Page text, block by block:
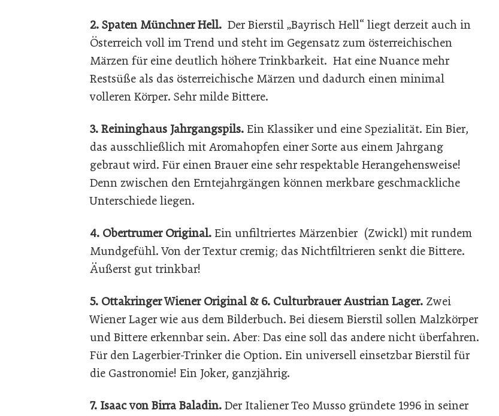
2. Spaten Münchner Hell. Der Bierstil „Bayrisch Hell“ liegt derzeit auch in
Österreich voll im Trend und steht im Gegensatz zum österreichischen
Märzen für eine deutlich höhere Trinkbarkeit. Hat eine Nuance mehr
Restsüße als das österreichische Märzen und dadurch einen minimal
volleren Körper. Sehr milde Bittere.
3. Reininghaus Jahrgangspils. Ein Klassiker und eine Spezialität. Ein Bier,
das ausschließlich mit Aromahopfen einer Sorte aus einem Jahrgang
gebraut wird. Für einen Brauer eine sehr respektable Herangehensweise!
Denn zwischen den Erntejahrgängen können merkbare geschmackliche
Unterschiede liegen.
4. Obertrumer Original. Ein unfiltriertes Märzenbier (Zwickl) mit rundem
Mundgefühl. Von der Textur cremig; das Nichtfiltrieren senkt die Bittere.
Äußerst gut trinkbar!
5. Ottakringer Wiener Original & 6. Culturbrauer Austrian Lager. Zwei
Wiener Lager wie aus dem Bilderbuch. Bei diesem Bierstil sollen Malzkörper
und Bittere erkennbar sein. Aber: Das eine soll das andere nicht überfahren.
Für den Lagerbier-Trinker die Option. Ein universell einsetzbar Bierstil für
die Gastronomie! Ein Joker, ganzjährig.
7. Isaac von Birra Baladin. Der Italiener Teo Musso gründete 1996 in seiner